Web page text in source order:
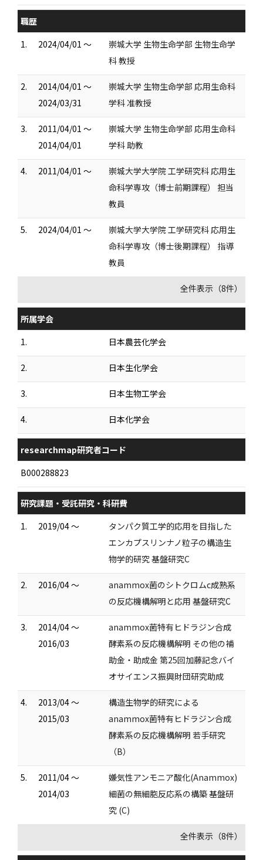
職歴
1.
2024/04/01 ～
崇城大学 生物生命学部 生物生命学
科 教授
2.
2014/04/01 ～
2024/03/31
崇城大学 生物生命学部 応用生命科
学科 准教授
3.
2011/04/01 ～
2014/04/01
崇城大学 生物生命学部 応用生命科
学科 助教
4. 2011/04/01 ～
崇城大学大学院 工学研究科 応用生
命科学専攻（博士前期課程） 担当
教員
5. 2024/04/01 ～
崇城大学大学院 工学研究科 応用生
命科学専攻（博士後期課程） 指導
教員
全件表示（8件）
所属学会
1.
日本農芸化学会
2. 日本生化学会
3. 日本生物工学会
4. 日本化学会
researchmap研究者コード
B000288823
研究課題・受託研究・科研費
1.
2019/04 ～
タンパク質工学的応用を目指した
エンカプスリンナノ粒子の構造生
物学的研究 基盤研究C
2. 2016/04 ～
anammox菌のシトクロムc成熟系
の反応機構解明と応用 基盤研究C
3.
2014/04 ～
2016/03
anammox菌特有ヒドラジン合成
酵素系の反応機構解明 その他の補
助金・助成金 第25回加藤記念バイ
オサイエンス振興財団研究助成
4.
2013/04 ～
2015/03
構造生物学的研究による
anammox菌特有ヒドラジン合成
酵素系の反応機構解明 若手研究
（B）
5.
2011/04 ～
2014/03
嫌気性アンモニア酸化(Anammox)
細菌の無細胞反応系の構築 基盤研
究 (C)
全件表示（8件）